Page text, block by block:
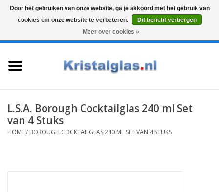
Graveren
Karaffen
Glas graveren
L.S.A. Borough Cocktailglas 240 ml Set
van 4 Stuks
HOME/ BOROUGH COCKTAILGLAS 240 ML SET VAN 4 STUKS
Door het gebruiken van onze website, ga je akkoord met het gebruik van
cookies om onze website te verbeteren.
Dit bericht verbergen
Meer over cookies »